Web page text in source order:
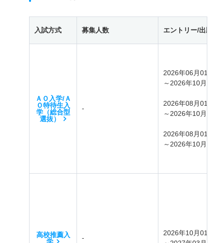
入試方式 募集人数 エントリー/出願
ＡＯ入学/Ａ
Ｏ特待生入
学（総合型
選抜）
-
2026年06月01日
～2026年10月31
2026年08月01日
～2026年10月31
2026年08月01日
～2026年10月09
高校推薦入
-
2026年10月01日